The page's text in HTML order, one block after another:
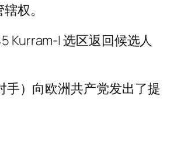
权。
Kurram-I 选区返回候选人
）向欧洲共产党发出了提